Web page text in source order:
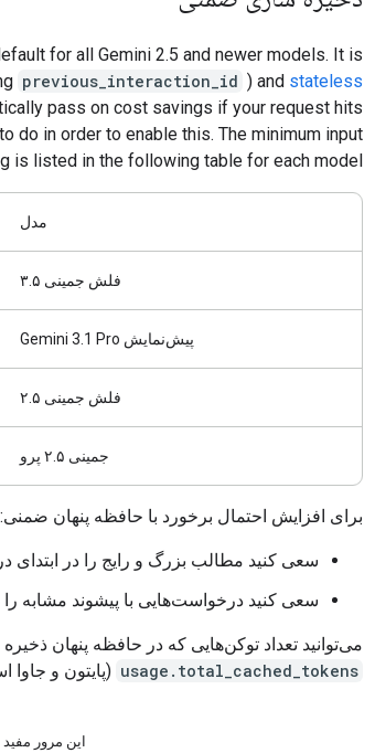
for all Gemini 2.5 and newer models. It is
previous_interaction_id ) and stateless
pass on cost savings if your request hits
do in order to enable this. The minimum input
is listed in the following table for each model:
مدل
فلش جمینی ۳.۵
پیش‌نمایش Gemini 3.1 Pro
فلش جمینی ۲.۵
جمینی ۲.۵ پرو
برای افزایش احتمال برخورد با حافظه پنهان ضمنی:
سعی کنید مطالب بزرگ و رایج را در ابتدای
سعی کنید درخواست‌هایی با پیشوند مشابه
می‌توانید تعداد توکن‌هایی که در حافظه پنهان ذخیره
usage.total_cached_tokens (پایتون و
این مرور مفید